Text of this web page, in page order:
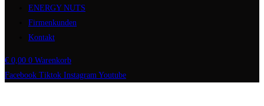
ENERGY NUTS
Firmenkunden
Kontakt
€ 0,00 0 Warenkorb
Facebook Tiktok Instagram Youtube